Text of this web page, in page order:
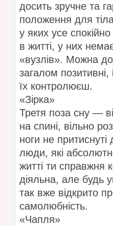
досить зручне та
положення для
у яких усе
в житті, у них
«вузлів». Можна
загалом позитивні,
їх контролюєш.
«Зірка»
Третя поза сну —
на спині, вільно
ноги не притиснуті
люди, які
житті ти справжня
діяльна, але будь
так вже відкрито
самолюбність.
«Чапля»